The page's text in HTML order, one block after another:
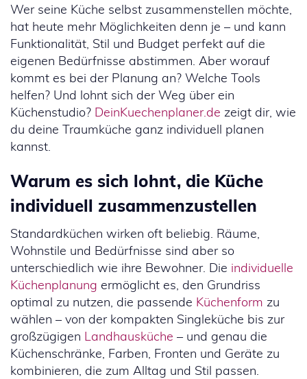
Wer seine Küche selbst zusammenstellen möchte,
hat heute mehr Möglichkeiten denn je – und kann
Funktionalität, Stil und Budget perfekt auf die
eigenen Bedürfnisse abstimmen. Aber worauf
kommt es bei der Planung an? Welche Tools
helfen? Und lohnt sich der Weg über ein
Küchenstudio? DeinKuechenplaner.de zeigt dir, wie
du deine Traumküche ganz individuell planen
kannst.
Warum es sich lohnt, die Küche
individuell zusammenzustellen
Standardküchen wirken oft beliebig. Räume,
Wohnstile und Bedürfnisse sind aber so
unterschiedlich wie ihre Bewohner. Die individuelle
Küchenplanung ermöglicht es, den Grundriss
optimal zu nutzen, die passende Küchenform zu
wählen – von der kompakten Singleküche bis zur
großzügigen Landhausküche – und genau die
Küchenschränke, Farben, Fronten und Geräte zu
kombinieren, die zum Alltag und Stil passen.